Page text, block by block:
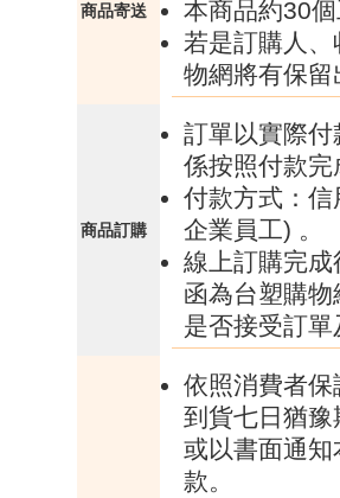
商品寄送
本商品約30
若是訂購人
物網將有保
商品訂購
訂單以實際
係按照付款
付款方式：
企業員工) 。
線上訂購完
函為台塑購
是否接受訂
依照消費者
到貨七日猶
或以書面通
款。